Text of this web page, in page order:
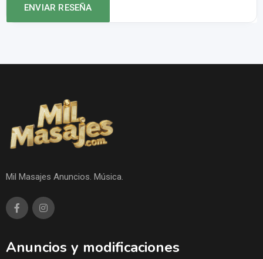
Mil Masajes Anuncios. Música.
Anuncios y modificaciones